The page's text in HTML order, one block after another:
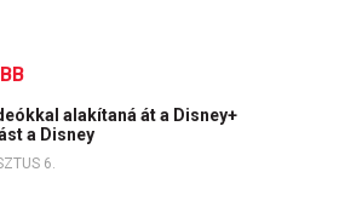
alakítaná át a Disney+
a Disney
6.